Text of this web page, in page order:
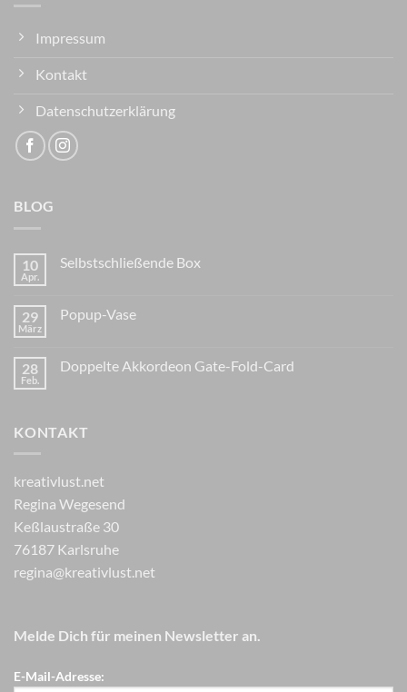
Impressum
Kontakt
Datenschutzerklärung
BLOG
10
Apr.
Selbstschließende Box
29
März
Popup-Vase
28
Feb.
Doppelte Akkordeon Gate-Fold-Card
KONTAKT
kreativlust.net
Regina Wegesend
Keßlaustraße 30
76187 Karlsruhe
regina@kreativlust.net
Melde Dich für meinen Newsletter an.
E-Mail-Adresse: